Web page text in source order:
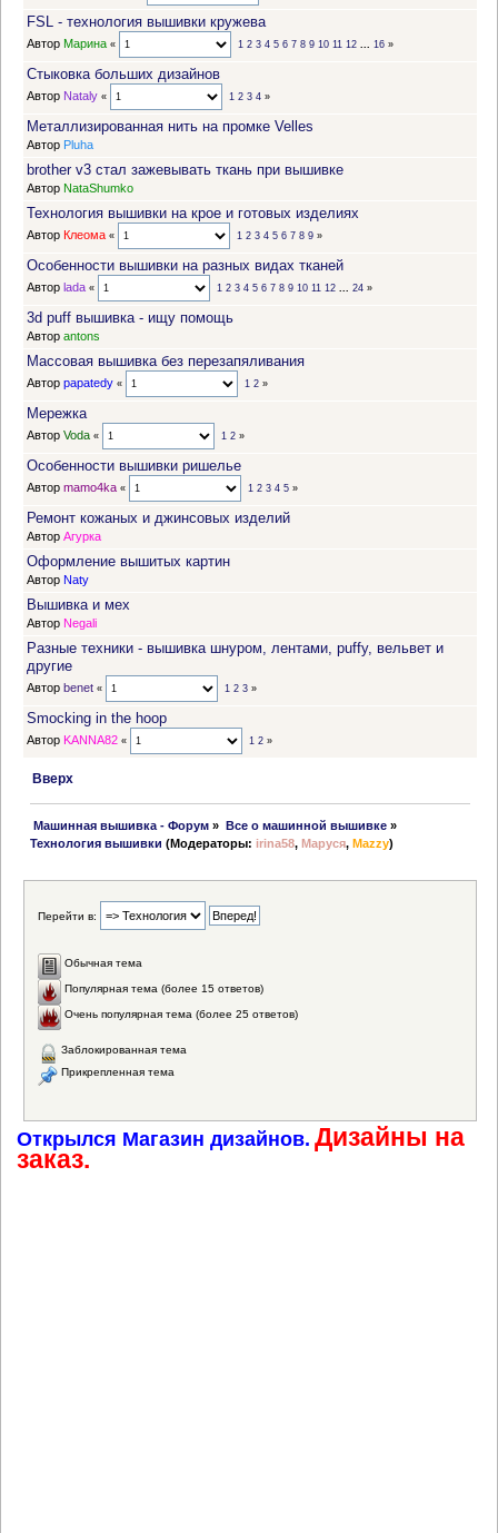
FSL - технология вышивки кружева
Автор Марина « 1 2 3 4 5 6 7 8 9 10 11 12 ... 16»
Стыковка больших дизайнов
Автор Nataly « 1 2 3 4»
Металлизированная нить на промке Velles
Автор Pluha
brother v3 стал зажевывать ткань при вышивке
Автор NataShumko
Технология вышивки на крое и готовых изделиях
Автор Клеома « 1 2 3 4 5 6 7 8 9»
Особенности вышивки на разных видах тканей
Автор lada « 1 2 3 4 5 6 7 8 9 10 11 12 ... 24»
3d puff вышивка - ищу помощь
Автор antons
Массовая вышивка без перезапяливания
Автор papatedy « 1 2»
Мережка
Автор Voda « 1 2»
Особенности вышивки ришелье
Автор mamo4ka « 1 2 3 4 5»
Ремонт кожаных и джинсовых изделий
Автор Агурка
Оформление вышитых картин
Автор Naty
Вышивка и мех
Автор Negali
Разные техники - вышивка шнуром, лентами, puffy, вельвет и
другие
Автор benet « 1 2 3»
Smocking in the hoop
Автор KANNA82 « 1 2»
Вверх
Машинная вышивка - Форум » Все о машинной вышивке»
Технология вышивки (Модераторы: irina58, Маруся, Mazzy)
Перейти в:
Обычная тема
Популярная тема (более 15 ответов)
Очень популярная тема (более 25 ответов)
Заблокированная тема
Прикрепленная тема
Открылся Магазин дизайнов. Дизайны на
заказ.